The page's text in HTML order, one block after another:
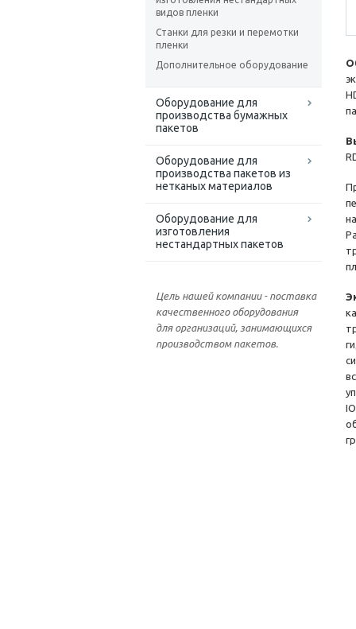
видов пленки
Станки для резки и перемотки
пленки
Дополнительное оборудование
Оборудование для
производства бумажных
пакетов
Оборудование для
производства пакетов из
нетканых материалов
Оборудование для
изготовления
нестандартных пакетов
Цель нашей компании - поставка
качественного оборудования
для организаций, занимающихся
производством пакетов.